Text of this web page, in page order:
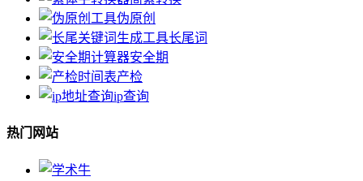
伪原创
长尾词
安全期
产检
ip查询
热门网站